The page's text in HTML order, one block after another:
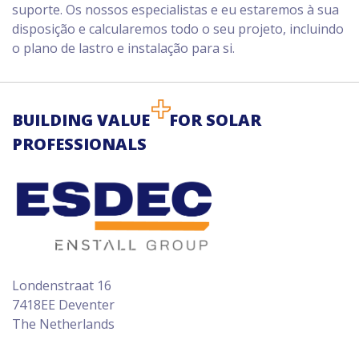
suporte. Os nossos especialistas e eu estaremos à sua
disposição e calcularemos todo o seu projeto, incluindo
o plano de lastro e instalação para si.
BUILDING VALUE
FOR SOLAR
PROFESSIONALS
Londenstraat 16
7418EE Deventer
The Netherlands